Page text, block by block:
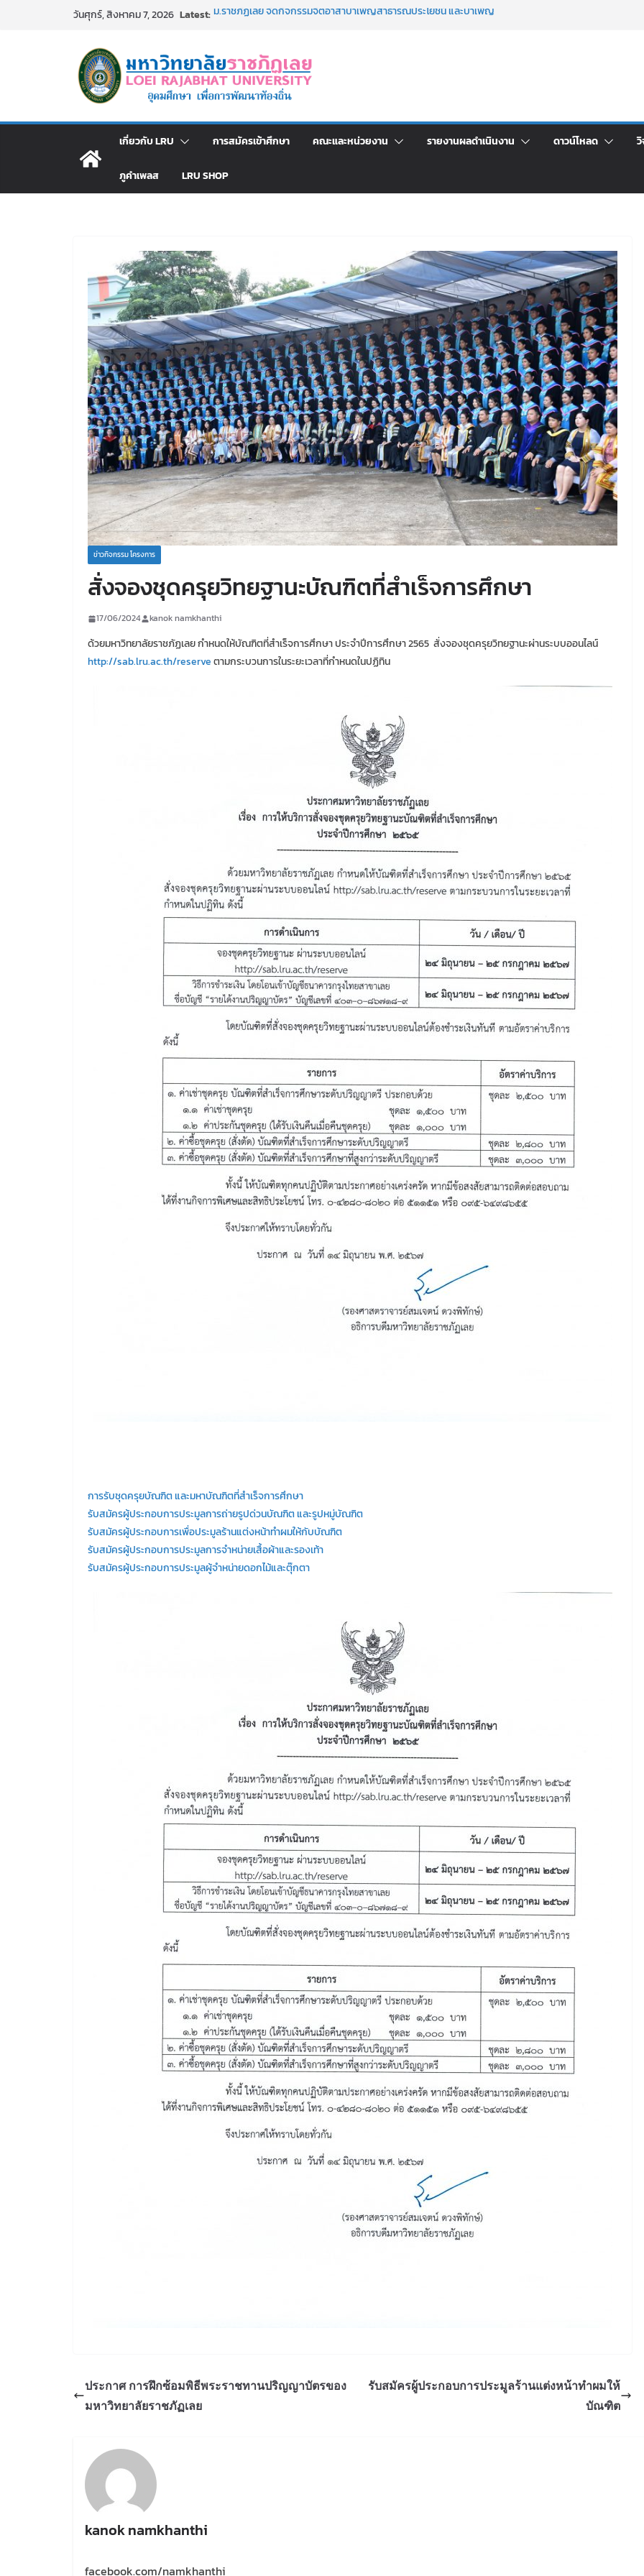
วันศุกร์, สิงหาคม 7, 2026 Latest:ม.ราชภัฏเลย จัดกิจกรรมจิตอาสาบำเพ็ญสาธารณประโยชน์ และบำเพ็ญ
มหาวิทยาลัยราชภัฏเลย ด้วยเงินนอกงบประมาณ ประเภทเงินรายได้
ม.ราชภัฏเลย จัดมหกรรมวิชาการ เปิดบ้าน LRU ครั้งที่ 4 เปิดให้นักเรียน
มัธยมปลายค้นหาสาขาวิชาในฝัน สู่อนาคตที่ใช่
อธิการบดี มรภ.เลย ร่วมประชุมชี้แจงกับคณะอนุกรรมาธิการ ประจำ
ประกาศผู้ชนะการเสนอราคา จ้างทำปกปริญญาบัตร จำนวน ๑,๙๗๒ ชุด
โดยวิธีเฉพาะเจาะจง
เกี่ยวกับ LRU การสมัครเข้าศึกษา คณะและหน่วยงาน รายงานผลดำเนินงาน ดาวน์โหลด
ภูคำเพลส LRU SHOP
ข่าวกิจกรรม โครงการ
สั่งจองชุดครุยวิทยฐานะบัณฑิตที่สำเร็จการศึกษา
17/06/2024 kanok namkhanthi
ด้วยมหาวิทยาลัยราชภัฏเลย กำหนดให้บัณฑิตที่สำเร็จการศึกษา ประจำปีการศึกษา 2565 สั่งจองชุดครุยวิทยฐานะผ่านระบบออนไลน์
http://sab.lru.ac.th/reserveตามกระบวนการในระยะเวลาที่กำหนดในปฏิทิน
การรับชุดครุยบัณฑิต และมหาบัณฑิตที่สำเร็จการศึกษา
รับสมัครผู้ประกอบการประมูลการถ่ายรูปด่วนบัณฑิต และรูปหมู่บัณฑิต
รับสมัครผู้ประกอบการเพื่อประมูลร้านแต่งหน้าทำผมให้กับบัณฑิต
รับสมัครผู้ประกอบการประมูลการจำหน่ายเสื้อผ้าและรองเท้า
รับสมัครผู้ประกอบการประมูลผู้จำหน่ายดอกไม้และตุ๊กตา
ประกาศ การฝึกซ้อมพิธีพระราชทานปริญญาบัตรของ
มหาวิทยาลัยราชภัฏเลย
รับสมัครผู้ประกอบการประมูลร้านแต่งหน้าทำผมให้
บัณฑิต
kanok namkhanthi
facebook.com/namkhanthi